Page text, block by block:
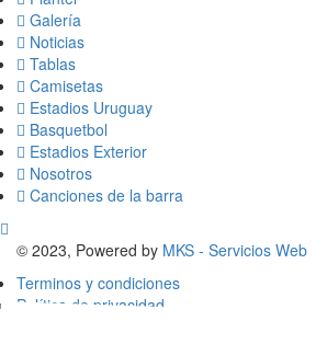
Galería
Noticias
Tablas
Camisetas
Estadios Uruguay
Basquetbol
Estadios Exterior
Nosotros
Canciones de la barra
© 2023, Powered by MKS - Servicios Web
Terminos y condiciones
Política de privacidad